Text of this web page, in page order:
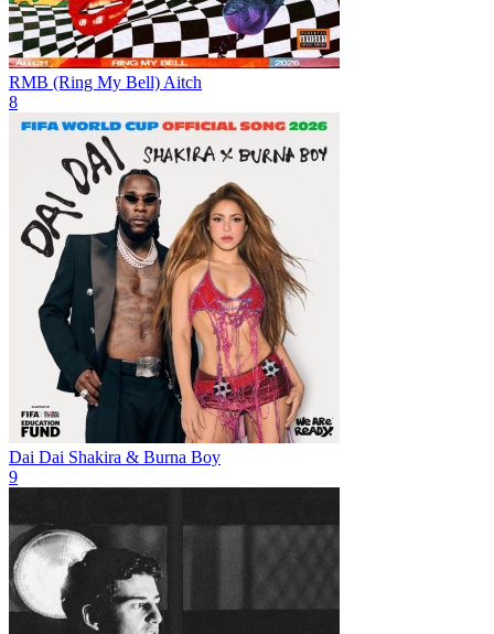
RMB (Ring My Bell) Aitch
8
Dai Dai Shakira & Burna Boy
9